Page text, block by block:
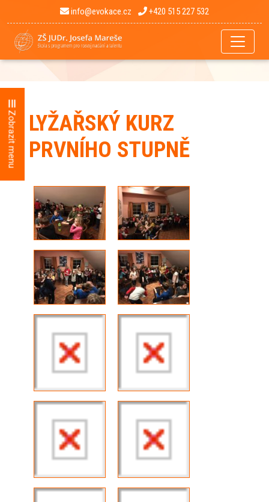
info@evokace.cz +420 515 227 532
LYŽAŘSKÝ KURZ
PRVNÍHO STUPNĚ
Zobrazit menu